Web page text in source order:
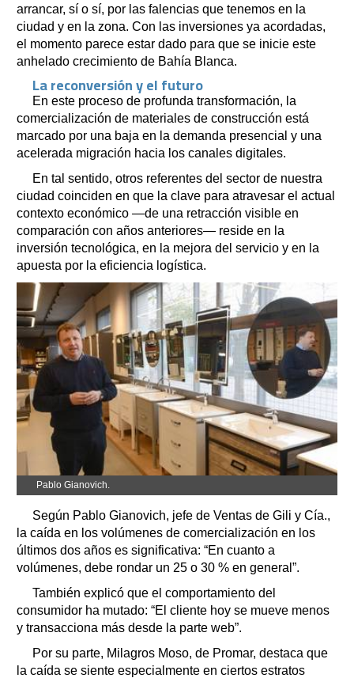
arrancar, sí o sí, por las falencias que tenemos en la
ciudad y en la zona. Con las inversiones ya acordadas,
el momento parece estar dado para que se inicie este
anhelado crecimiento de Bahía Blanca.
La reconversión y el futuro
En este proceso de profunda transformación, la
comercialización de materiales de construcción está
marcado por una baja en la demanda presencial y una
acelerada migración hacia los canales digitales.
En tal sentido, otros referentes del sector de nuestra
ciudad coinciden en que la clave para atravesar el actual
contexto económico —de una retracción visible en
comparación con años anteriores— reside en la
inversión tecnológica, en la mejora del servicio y en la
apuesta por la eficiencia logística.
Pablo Gianovich.
Según Pablo Gianovich, jefe de Ventas de Gili y Cía.,
la caída en los volúmenes de comercialización en los
últimos dos años es significativa: “En cuanto a
volúmenes, debe rondar un 25 o 30 % en general”.
También explicó que el comportamiento del
consumidor ha mutado: “El cliente hoy se mueve menos
y transacciona más desde la parte web”.
Por su parte, Milagros Moso, de Promar, destaca que
la caída se siente especialmente en ciertos estratos